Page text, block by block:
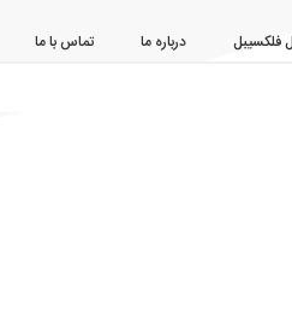
فلکسیبل درباره ما تماس با ما